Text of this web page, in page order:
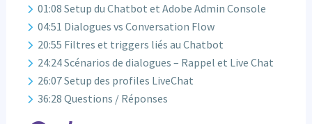
01:08 Setup du Chatbot et Adobe Admin Console
04:51 Dialogues vs Conversation Flow
20:55 Filtres et triggers liés au Chatbot
24:24 Scénarios de dialogues – Rappel et Live Chat
26:07 Setup des profiles LiveChat
36:28 Questions / Réponses